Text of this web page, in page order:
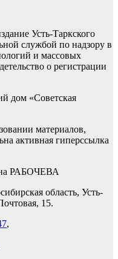
Усть-Таркского
службой по надзору в
и массовых
о регистрации
дом «Советская
материалов,
активная гиперссылка
РАБОЧЕВА
область, Усть-
15.
,